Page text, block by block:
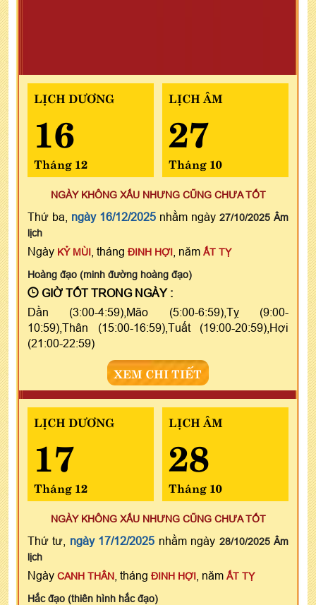
LỊCH DƯƠNG
16
Tháng 12
LỊCH ÂM
27
Tháng 10
NGÀY KHÔNG XẤU NHƯNG CŨNG CHƯA TỐT
Thứ ba, ngày 16/12/2025 nhằm ngày 27/10/2025 Âm
lịch
Ngày KỶ MÙI , tháng ĐINH HỢI , năm ẤT TỴ
Hoàng đạo (minh đường hoàng đạo)
GIỜ TỐT TRONG NGÀY :
Dần (3:00-4:59),Mão (5:00-6:59),Tỵ (9:00-
10:59),Thân (15:00-16:59),Tuất (19:00-20:59),Hợi
(21:00-22:59)
XEM CHI TIẾT
LỊCH DƯƠNG
17
Tháng 12
LỊCH ÂM
28
Tháng 10
NGÀY KHÔNG XẤU NHƯNG CŨNG CHƯA TỐT
Thứ tư, ngày 17/12/2025 nhằm ngày 28/10/2025 Âm
lịch
Ngày CANH THÂN , tháng ĐINH HỢI , năm ẤT TỴ
Hắc đạo (thiên hình hắc đạo)